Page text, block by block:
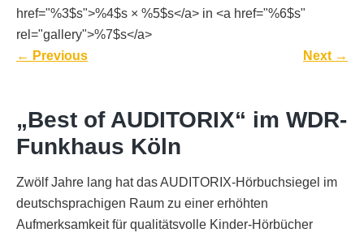
href="%3$s">%4$s × %5$s</a> in <a href="%6$s"
rel="gallery">%7$s</a>
← Previous Next →
„Best of AUDITORIX“ im WDR-
Funkhaus Köln
Zwölf Jahre lang hat das AUDITORIX-Hörbuchsiegel im
deutschsprachigen Raum zu einer erhöhten
Aufmerksamkeit für qualitätsvolle Kinder-Hörbücher